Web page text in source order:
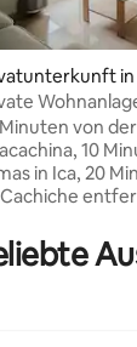
in
Wohnanlage Ica-
Grill
von
10
in Ica, 20
mit
die Uhr. Ideal